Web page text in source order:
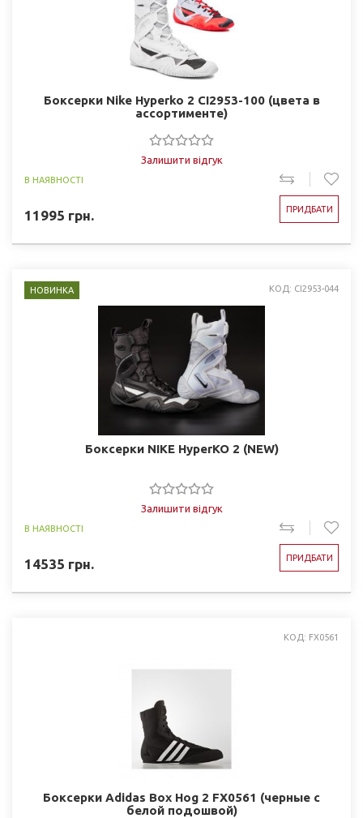
Боксерки Nike Hyperko 2 CI2953-100 (цвета в
ассортименте)
Залишити відгук
В НАЯВНОСТІ
11995 грн. ПРИДБАТИ
НОВИНКА КОД: CI2953-044
Боксерки NIKE HyperKO 2 (NEW)
Залишити відгук
В НАЯВНОСТІ
14535 грн. ПРИДБАТИ
КОД: FX0561
Боксерки Adidas Box Hog 2 FX0561 (черные с
белой подошвой)